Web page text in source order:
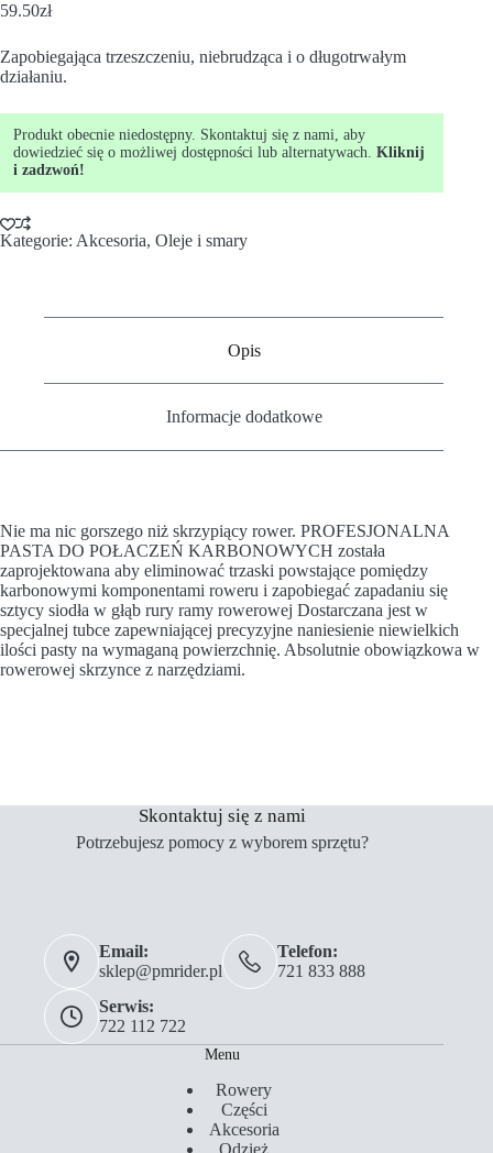
59.50zł
Zapobiegająca trzeszczeniu, niebrudząca i o długotrwałym
działaniu.
Produkt obecnie niedostępny. Skontaktuj się z nami, aby
dowiedzieć się o możliwej dostępności lub alternatywach. Kliknij
i zadzwoń!
Kategorie: Akcesoria, Oleje i smary
Opis
Informacje dodatkowe
Nie ma nic gorszego niż skrzypiący rower. PROFESJONALNA
PASTA DO POŁACZEŃ KARBONOWYCH została
zaprojektowana aby eliminować trzaski powstające pomiędzy
karbonowymi komponentami roweru i zapobiegać zapadaniu się
sztycy siodła w głąb rury ramy rowerowej Dostarczana jest w
specjalnej tubce zapewniającej precyzyjne naniesienie niewielkich
ilości pasty na wymaganą powierzchnię. Absolutnie obowiązkowa w
rowerowej skrzynce z narzędziami.
Skontaktuj się z nami
Potrzebujesz pomocy z wyborem sprzętu?
Email:
sklep@pmrider.pl
Telefon:
721 833 888
Serwis:
722 112 722
Menu
Rowery
Części
Akcesoria
Odzież